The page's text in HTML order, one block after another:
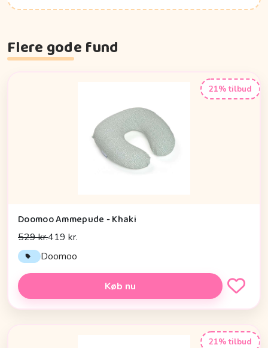
Flere gode fund
21% tilbud
Doomoo Ammepude - Khaki
529 kr.419 kr.
Doomoo
Køb nu
21% tilbud